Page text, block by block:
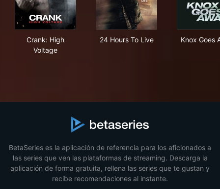
Crank: High
Voltage
24 Hours To Live Knox Goes
BetaSeries es la aplicación de referencia para los aficionados a
las series que ven las plataformas de streaming. Descarga la
aplicación de forma gratuita, rellena las series que te gustan y
recibe recomendaciones al instante.